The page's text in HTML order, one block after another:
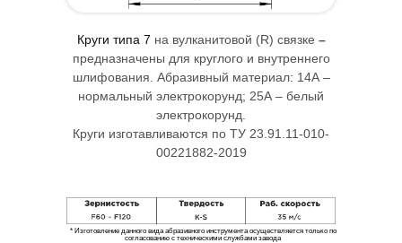
Круги типа 7 на вулканитовой (R) связке –
предназначены для круглого и внутреннего
шлифования. Абразивный материал: 14А –
нормальный электрокорунд; 25А – белый
электрокорунд.
Круги изготавливаются по ТУ 23.91.11-010-
00221882-2019
* Изготовление данного вида абразивного инструмента осуществляется только по
согласованию с техническими службами завода
Контактная
информация